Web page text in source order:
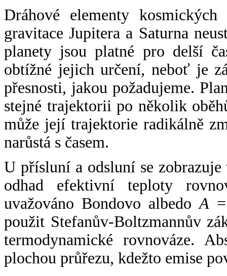
Dráhové elementy
gravitace Jupitera a Saturna
planety jsou platné pro delší
obtížné jejich určení, neboť je
přesnosti, jakou požadujeme.
stejné trajektorii po několik
může její trajektorie radikálně
narůstá s časem.
U přísluní a odsluní se
odhad efektivní teploty
uvažováno Bondovo albedoA
použit Stefanův-Boltzmannův
termodynamické rovnováze.
plochou průřezu, kdežto emise